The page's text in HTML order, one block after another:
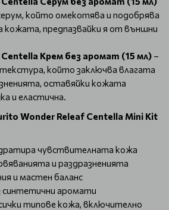
който омекотява и подобрява
предпазвайки я от външни
Крем без аромат (15 мл) –
който заключва влагата
оставяйки кожата
и еластична.
Wonder Releaf Centella Mini Kit
чувствителната кожа
и раздразненията
и мастен баланс
синтетични аромати
типове кожа, включително